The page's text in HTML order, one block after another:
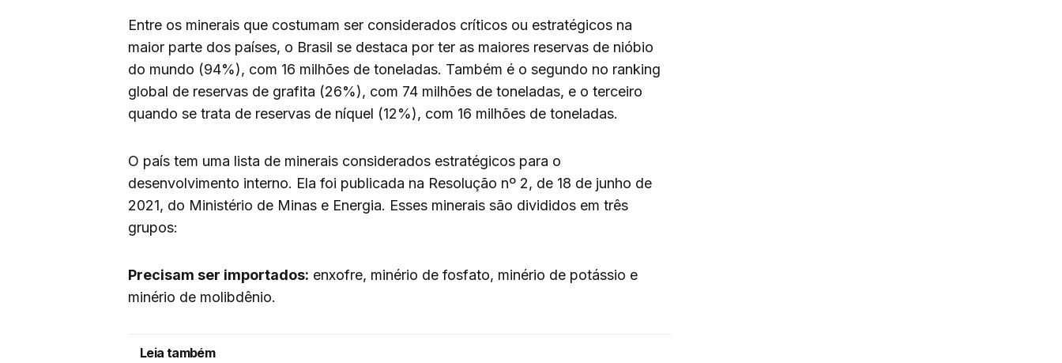
Entre os minerais que costumam ser considerados críticos ou estratégicos na
maior parte dos países, o Brasil se destaca por ter as maiores reservas de nióbio
do mundo (94%), com 16 milhões de toneladas. Também é o segundo no ranking
global de reservas de grafita (26%), com 74 milhões de toneladas, e o terceiro
quando se trata de reservas de níquel (12%), com 16 milhões de toneladas.
O país tem uma lista de minerais considerados estratégicos para o
desenvolvimento interno. Ela foi publicada na Resolução nº 2, de 18 de junho de
2021, do Ministério de Minas e Energia. Esses minerais são divididos em três
grupos:
Precisam ser importados: enxofre, minério de fosfato, minério de potássio e
minério de molibdênio.
Leia também